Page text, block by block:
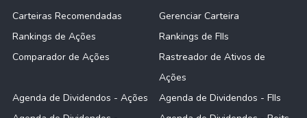
Carteiras Recomendadas
Gerenciar Carteira
Rankings de Ações
Rankings de FIIs
Comparador de Ações
Rastreador de Ativos de
Ações
Agenda de Dividendos - Ações
Agenda de Dividendos - FIIs